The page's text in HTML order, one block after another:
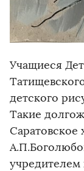
Учащиеся
детского
Такие
учредителем